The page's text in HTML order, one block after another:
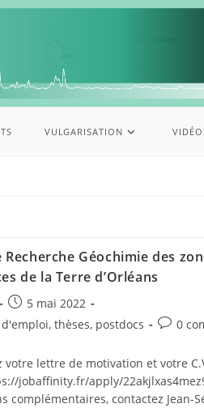
VULGARISATION
Recherche Géochimie des
de la Terre d’Orléans
5 mai 2022
thèses, postdocs 0
votre lettre de motivation et votre
jobaffinity.fr/apply/
complémentaires, contactez Jean-